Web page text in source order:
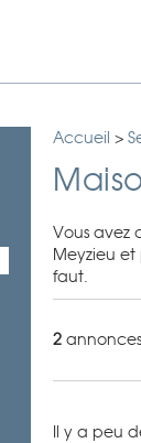
Accueil >
Vous avez
Meyzieu et
faut.
2 annonces
Il y a peu